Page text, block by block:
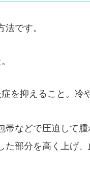
です。
症を抑えること。
帯などで圧迫して腫
た部分を高く上げ